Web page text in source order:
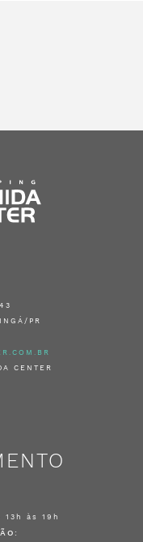
PR
CENTER
às 19h